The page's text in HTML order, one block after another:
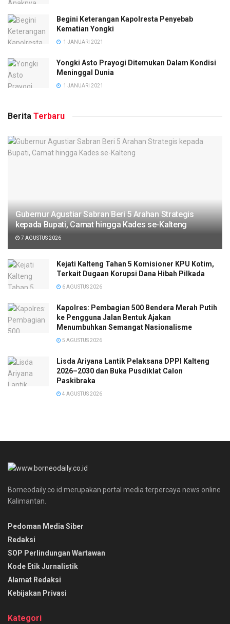
Begini Keterangan Kapolresta Penyebab
Kematian Yongki
1 JANUARI 2021
Yongki Asto Prayogi Ditemukan Dalam Kondisi
Meninggal Dunia
1 JANUARI 2021
Berita Terbaru
Gubernur Agustiar Sabran Beri 5 Arahan Strategis
kepada Bupati, Camat hingga Kades se-Kalteng
7 AGUSTUS 2026
Kejati Kalteng Tahan 5 Komisioner KPU Kotim,
Terkait Dugaan Korupsi Dana Hibah Pilkada
6 AGUSTUS 2026
Kapolres: Pembagian 500 Bendera Merah Putih
ke Pengguna Jalan Bentuk Ajakan
Menumbuhkan Semangat Nasionalisme
5 AGUSTUS 2026
Lisda Ariyana Lantik Pelaksana DPPI Kalteng
2026–2030 dan Buka Pusdiklat Calon
Paskibraka
4 AGUSTUS 2026
Borneodaily.co.id merupakan portal media terpercaya news online
Kalimantan.
Pedoman Media Siber
Redaksi
SOP Perlindungan Wartawan
Kode Etik Jurnalistik
Alamat Redaksi
Kebijakan Privasi
Kategori